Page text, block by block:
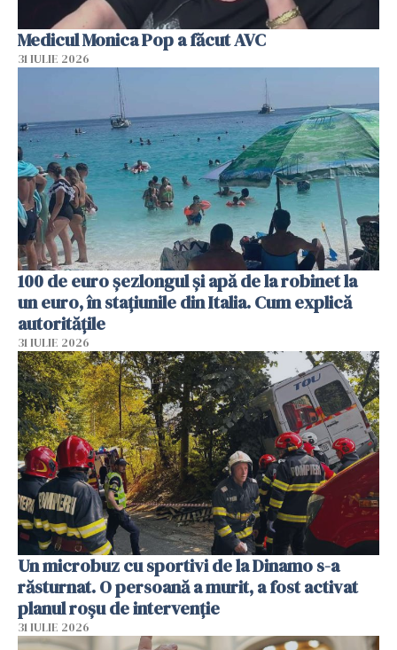
Medicul Monica Pop a făcut AVC
31 IULIE 2026
100 de euro șezlongul și apă de la robinet la
un euro, în stațiunile din Italia. Cum explică
autoritățile
31 IULIE 2026
Un microbuz cu sportivi de la Dinamo s-a
răsturnat. O persoană a murit, a fost activat
planul roșu de intervenție
31 IULIE 2026